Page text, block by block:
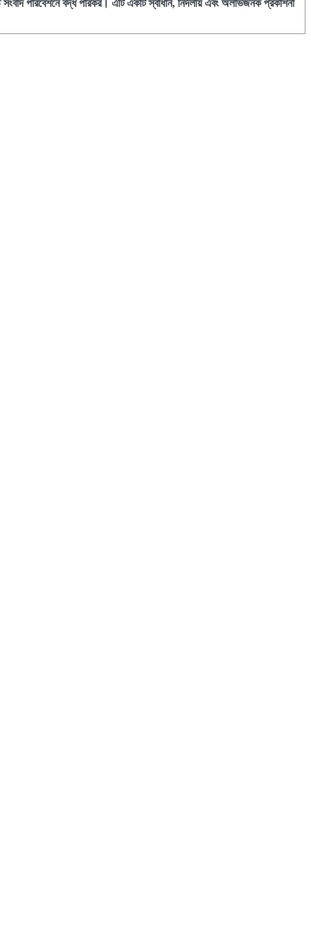
পরিবেশনে বদ্ধ পরিকর। এটি একটি স্বাধীন, নির্দলীয় এবং অলাভজনক প্রকাশনা